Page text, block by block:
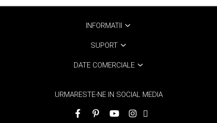
INFORMATII
SUPORT
DATE COMERCIALE
URMARESTE-NE IN SOCIAL MEDIA